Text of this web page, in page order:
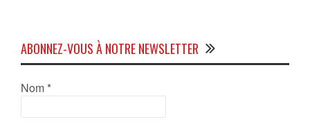
ABONNEZ-VOUS À NOTRE NEWSLETTER
Nom *